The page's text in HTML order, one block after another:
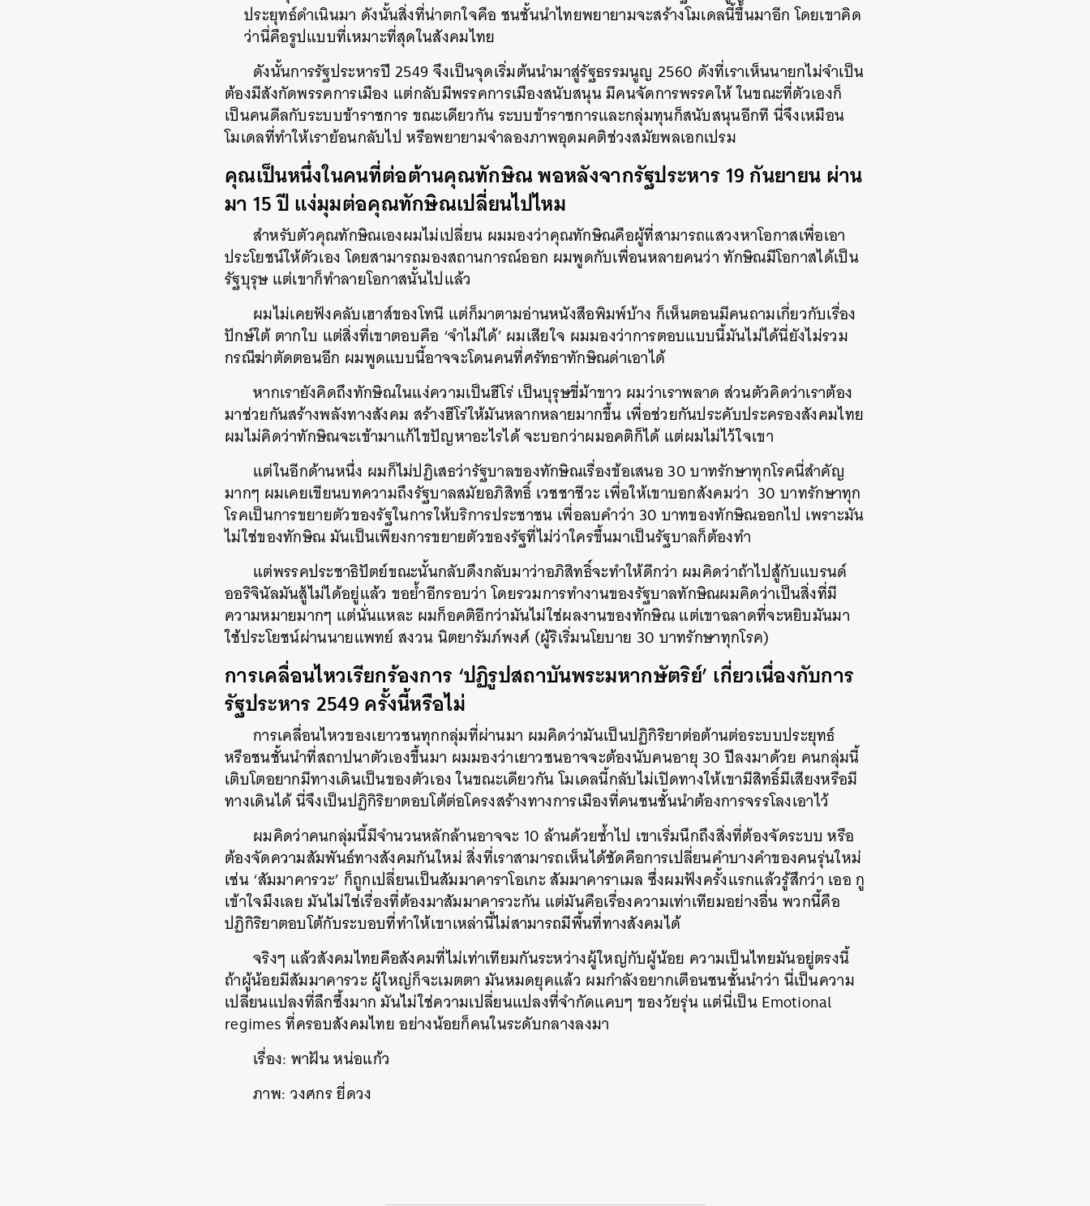
ประยุทธ์ดำเนินมา ดังนั้นสิ่งที่น่าตกใจคือ ชนชั้นนำไทยพยายามจะสร้างโมเดลนี้ขึ้นมาอีก โดยเขาคิด
ว่านี่คือรูปแบบที่เหมาะที่สุดในสังคมไทย
ดังนั้นการรัฐประหารปี 2549 จึงเป็นจุดเริ่มต้นนำมาสู่รัฐธรรมนูญ 2560 ดังที่เราเห็นนายกไม่จำเป็น
ต้องมีสังกัดพรรคการเมือง แต่กลับมีพรรคการเมืองสนับสนุน มีคนจัดการพรรคให้ ในขณะที่ตัวเองก็
เป็นคนดีลกับระบบข้าราชการ ขณะเดียวกัน ระบบข้าราชการและกลุ่มทุนก็สนับสนุนอีกที นี่จึงเหมือน
โมเดลที่ทำให้เราย้อนกลับไป หรือพยายามจำลองภาพอุดมคติช่วงสมัยพลเอกเปรม
คุณเป็นหนึ่งในคนที่ต่อต้านคุณทักษิณ พอหลังจากรัฐประหาร 19 กันยายน ผ่าน
มา 15 ปี แง่มุมต่อคุณทักษิณเปลี่ยนไปไหม
สำหรับตัวคุณทักษิณเองผมไม่เปลี่ยน ผมมองว่าคุณทักษิณคือผู้ที่สามารถแสวงหาโอกาสเพื่อเอา
ประโยชน์ให้ตัวเอง โดยสามารถมองสถานการณ์ออก ผมพูดกับเพื่อนหลายคนว่า ทักษิณมีโอกาสได้เป็น
รัฐบุรุษ แต่เขาก็ทำลายโอกาสนั้นไปแล้ว
ผมไม่เคยฟังคลับเฮาส์ของโทนี แต่ก็มาตามอ่านหนังสือพิมพ์บ้าง ก็เห็นตอนมีคนถามเกี่ยวกับเรื่อง
ปักษ์ใต้ ตากใบ แต่สิ่งที่เขาตอบคือ ‘จำไม่ได้’ ผมเสียใจ ผมมองว่าการตอบแบบนี้มันไม่ได้นี่ยังไม่รวม
กรณีฆ่าตัดตอนอีก ผมพูดแบบนี้อาจจะโดนคนที่ศรัทธาทักษิณด่าเอาได้
หากเรายังคิดถึงทักษิณในแง่ความเป็นฮีโร่ เป็นบุรุษขี่ม้าขาว ผมว่าเราพลาด ส่วนตัวคิดว่าเราต้อง
มาช่วยกันสร้างพลังทางสังคม สร้างฮีโร่ให้มันหลากหลายมากขึ้น เพื่อช่วยกันประคับประครองสังคมไทย
ผมไม่คิดว่าทักษิณจะเข้ามาแก้ไขปัญหาอะไรได้ จะบอกว่าผมอคติก็ได้ แต่ผมไม่ไว้ใจเขา
แต่ในอีกด้านหนึ่ง ผมก็ไม่ปฏิเสธว่ารัฐบาลของทักษิณเรื่องข้อเสนอ 30 บาทรักษาทุกโรคนี่สำคัญ
มากๆ ผมเคยเขียนบทความถึงรัฐบาลสมัยอภิสิทธิ์ เวชชาชีวะ เพื่อให้เขาบอกสังคมว่า 30 บาทรักษาทุก
โรคเป็นการขยายตัวของรัฐในการให้บริการประชาชน เพื่อลบคำว่า 30 บาทของทักษิณออกไป เพราะมัน
ไม่ใช่ของทักษิณ มันเป็นเพียงการขยายตัวของรัฐที่ไม่ว่าใครขึ้นมาเป็นรัฐบาลก็ต้องทำ
แต่พรรคประชาธิปัตย์ขณะนั้นกลับดึงกลับมาว่าอภิสิทธิ์จะทำให้ดีกว่า ผมคิดว่าถ้าไปสู้กับแบรนด์
ออริจินัลมันสู้ไม่ได้อยู่แล้ว ขอย้ำอีกรอบว่า โดยรวมการทำงานของรัฐบาลทักษิณผมคิดว่าเป็นสิ่งที่มี
ความหมายมากๆ แต่นั่นแหละ ผมก็อคติอีกว่ามันไม่ใช่ผลงานของทักษิณ แต่เขาฉลาดที่จะหยิบมันมา
ใช้ประโยชน์ผ่านนายแพทย์ สงวน นิตยารัมภ์พงศ์ (ผู้ริเริ่มนโยบาย 30 บาทรักษาทุกโรค)
การเคลื่อนไหวเรียกร้องการ ‘ปฏิรูปสถาบันพระมหากษัตริย์’ เกี่ยวเนื่องกับการ
รัฐประหาร 2549 ครั้งนี้หรือไม่
การเคลื่อนไหวของเยาวชนทุกกลุ่มที่ผ่านมา ผมคิดว่ามันเป็นปฏิกิริยาต่อต้านต่อระบบประยุทธ์
หรือชนชั้นนำที่สถาปนาตัวเองขึ้นมา ผมมองว่าเยาวชนอาจจะต้องนับคนอายุ 30 ปีลงมาด้วย คนกลุ่มนี้
เติบโตอยากมีทางเดินเป็นของตัวเอง ในขณะเดียวกัน โมเดลนี้กลับไม่เปิดทางให้เขามีสิทธิ์มีเสียงหรือมี
ทางเดินได้ นี่จึงเป็นปฏิกิริยาตอบโต้ต่อโครงสร้างทางการเมืองที่คนชนชั้นนำต้องการจรรโลงเอาไว้
ผมคิดว่าคนกลุ่มนี้มีจำนวนหลักล้านอาจจะ 10 ล้านด้วยซ้ำไป เขาเริ่มนึกถึงสิ่งที่ต้องจัดระบบ หรือ
ต้องจัดความสัมพันธ์ทางสังคมกันใหม่ สิ่งที่เราสามารถเห็นได้ชัดคือการเปลี่ยนคำบางคำของคนรุ่นใหม่
เช่น ‘สัมมาคารวะ’ ก็ถูกเปลี่ยนเป็นสัมมาคาราโอเกะ สัมมาคาราเมล ซึ่งผมฟังครั้งแรกแล้วรู้สึกว่า เออ กู
เข้าใจมึงเลย มันไม่ใช่เรื่องที่ต้องมาสัมมาคารวะกัน แต่มันคือเรื่องความเท่าเทียมอย่างอื่น พวกนี้คือ
ปฏิกิริยาตอบโต้กับระบอบที่ทำให้เขาเหล่านี้ไม่สามารถมีพื้นที่ทางสังคมได้
จริงๆ แล้วสังคมไทยคือสังคมที่ไม่เท่าเทียมกันระหว่างผู้ใหญ่กับผู้น้อย ความเป็นไทยมันอยู่ตรงนี้
ถ้าผู้น้อยมีสัมมาคารวะ ผู้ใหญ่ก็จะเมตตา มันหมดยุคแล้ว ผมกำลังอยากเตือนชนชั้นนำว่า นี่เป็นความ
เปลี่ยนแปลงที่ลึกซึ้งมาก มันไม่ใช่ความเปลี่ยนแปลงที่จำกัดแคบๆ ของวัยรุ่น แต่นี่เป็น Emotional
regimes ที่ครอบสังคมไทย อย่างน้อยก็คนในระดับกลางลงมา
เรื่อง: พาฝัน หน่อแก้ว
ภาพ: วงศกร ยี่ดวง
ค้นหา
SHARE TWEET LINE EMAIL